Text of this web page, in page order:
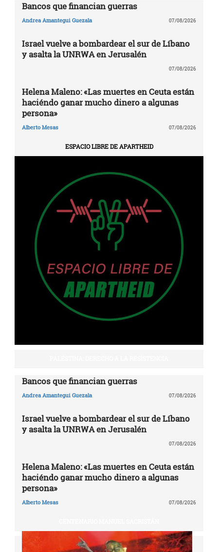
Bancos que financian guerras
Andrea Amantegui Guezala 07/08/2026
Israel vuelve a bombardear el sur de Líbano
y asalta la UNRWA en Jerusalén
07/08/2026
Helena Maleno: «Las muertes en Ceuta están
haciéndo ganar mucho dinero a algunas
persona»
Alberto Mesas 07/08/2026
ESPACIO LIBRE DE APARTHEID
Bancos que financian guerras
Andrea Amantegui Guezala 07/08/2026
Israel vuelve a bombardear el sur de Líbano
y asalta la UNRWA en Jerusalén
07/08/2026
Helena Maleno: «Las muertes en Ceuta están
haciéndo ganar mucho dinero a algunas
persona»
Alberto Mesas 07/08/2026